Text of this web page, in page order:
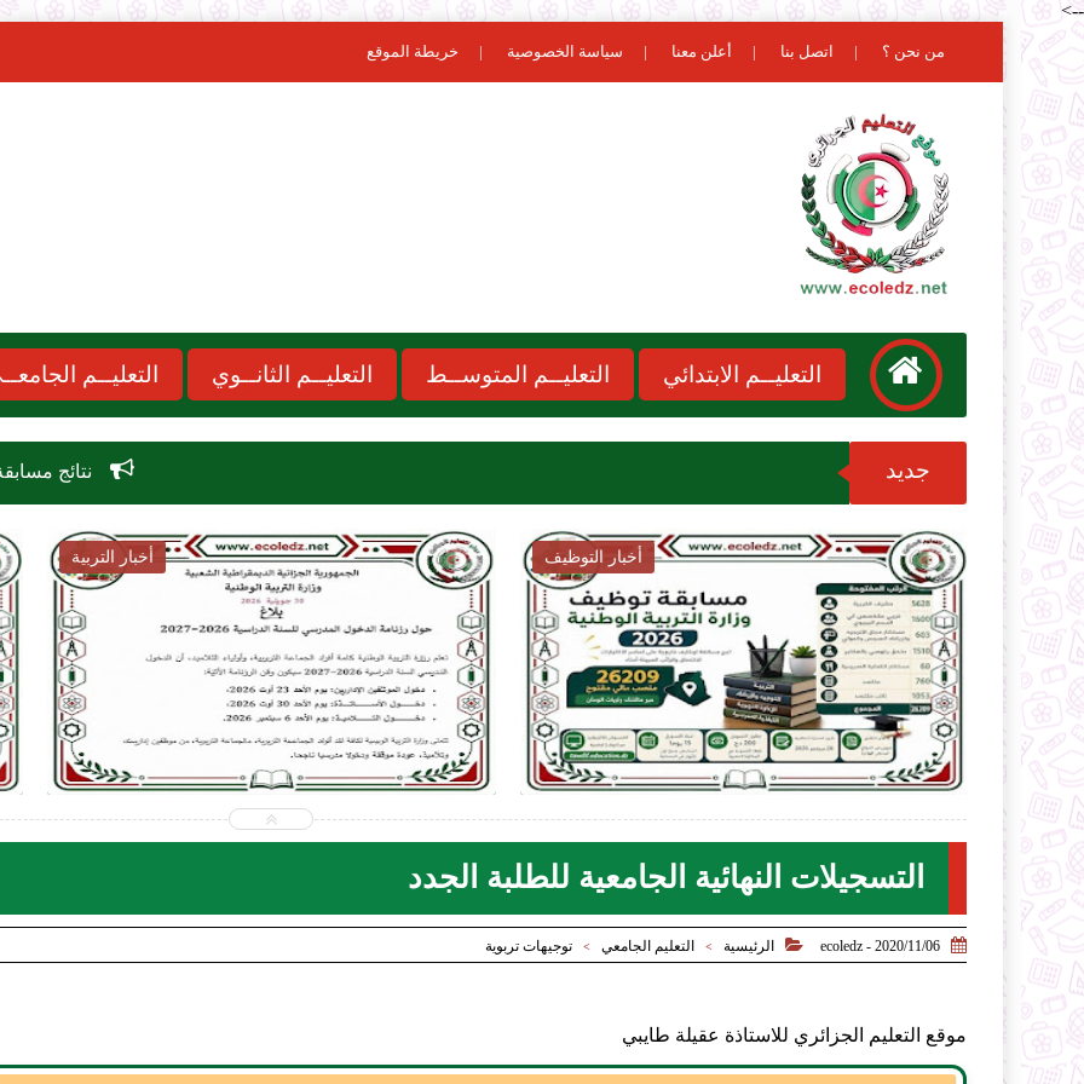
-->
من نحن ؟ اتصل بنا أعلن معنا سياسة الخصوصية خريطة الموقع
التعليــم الابتدائي التعليــم المتوســط التعليــم الثانــوي التعليــم
جديد نتائج مسابقة الاساتذة 2026 concours onec dz
أخبار التوظيف
2026-07-28
ecoledz.net
أخبار التربية
2026-07-28
ecoledz.net
التربية
التسجيلات النهائية الجامعية للطلبة الجدد

2020/11/06 - ecoledz
 الرئيسية > التعليم الجامعي > توجيهات تربوية
موقع التعليم الجزائري للاستاذة عقيلة طايبي